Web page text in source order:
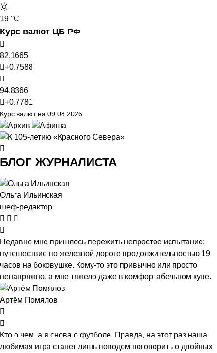
19 °C
Курс валют ЦБ РФ
82.1665
+0.7588
94.8366
+0.7781
Курс валют на 09.08.2026
БЛОГ ЖУРНАЛИСТА
Ольга Ильинская
шеф-редактор
Недавно мне пришлось пережить непростое испытание:
путешествие по железной дороге продолжительностью 19
часов на боковушке. Кому-то это привычно или просто
ненапряжно, а мне тяжело даже в комфортабельном купе.
Артём Помялов
Кто о чем, а я снова о футболе. Правда, на этот раз наша
любимая игра станет лишь поводом поговорить о двойных